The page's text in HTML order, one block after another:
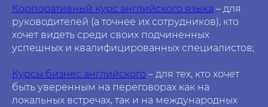
Корпоративный курс английского языка – для
руководителей (а точнее их сотрудников), кто
хочет видеть среди своих подчиненных
успешных и квалифицированных специалистов;
Курсы бизнес английского – для тех, кто хочет
быть уверенным на переговорах как на
локальных встречах, так и на международных